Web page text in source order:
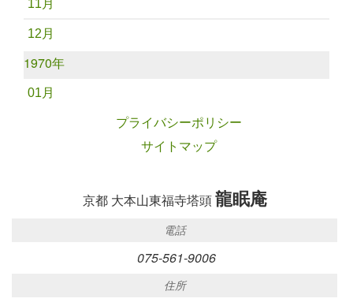
11月
12月
1970年
01月
プライバシーポリシー
サイトマップ
京都 大本山東福寺塔頭龍眠庵
電話
075-561-9006
住所